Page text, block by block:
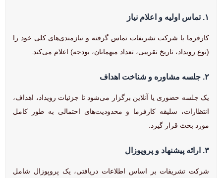
۱. تماس اولیه و اعلام نیاز
کارفرما با شرکت تشریفات تماس گرفته و نیازمندی‌های کلی خود را
(نوع رویداد، تاریخ تقریبی، تعداد میهمانان، بودجه) اعلام می‌کند.
۲. جلسه مشاوره و شناخت اهداف
یک جلسه حضوری یا آنلاین برگزار می‌شود تا جزئیات رویداد، اهداف،
انتظارات، سلیقه کارفرما و محدودیت‌های احتمالی به طور کامل
مورد بحث قرار گیرد.
۳. ارائه پیشنهاد و پروپوزال
شرکت تشریفات بر اساس اطلاعات دریافتی، یک پروپوزال شامل